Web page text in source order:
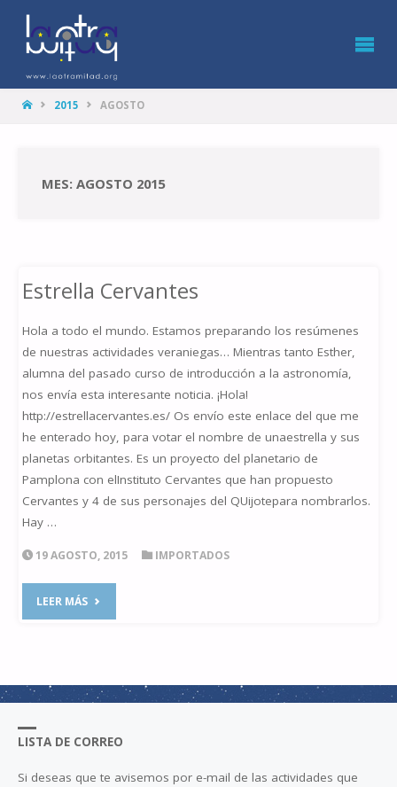
HOME2015 AGOSTO
MES: AGOSTO 2015
Estrella Cervantes
Hola a todo el mundo. Estamos preparando los resúmenes
de nuestras actividades veraniegas… Mientras tanto Esther,
alumna del pasado curso de introducción a la astronomía,
nos envía esta interesante noticia. ¡Hola!
http://estrellacervantes.es/ Os envío este enlace del que me
he enterado hoy, para votar el nombre de unaestrella y sus
planetas orbitantes. Es un proyecto del planetario de
Pamplona con elInstituto Cervantes que han propuesto
Cervantes y 4 de sus personajes del QUijotepara nombrarlos.
Hay …
19 AGOSTO, 2015 IMPORTADOS
LEER MÁS"ESTRELLA
LISTA DE CORREO
Si deseas que te avisemos por e-mail de las actividades que